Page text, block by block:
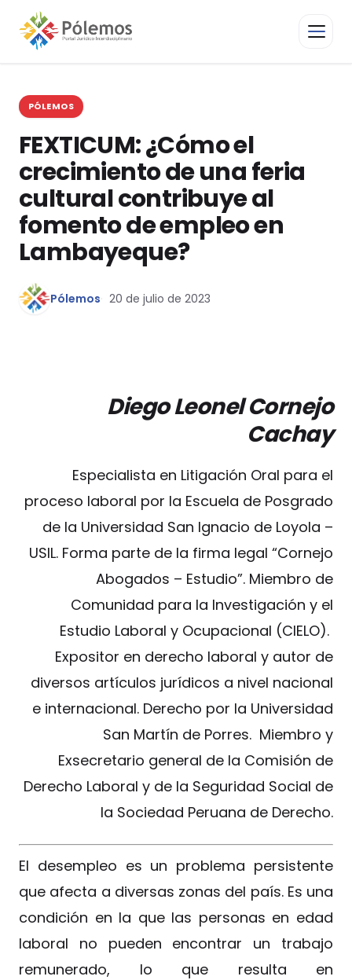
PÓLEMOS
FEXTICUM: ¿Cómo el
crecimiento de una feria
cultural contribuye al
fomento de empleo en
Lambayeque?
Pólemos 20 de julio de 2023
Diego Leonel Cornejo
Cachay
Especialista en Litigación Oral para el
proceso laboral por la Escuela de Posgrado
de la Universidad San Ignacio de Loyola –
USIL. Forma parte de la firma legal “Cornejo
Abogados – Estudio”. Miembro de
Comunidad para la Investigación y el
Estudio Laboral y Ocupacional (CIELO).
Expositor en derecho laboral y autor de
diversos artículos jurídicos a nivel nacional
e internacional. Derecho por la Universidad
San Martín de Porres. Miembro y
Exsecretario general de la Comisión de
Derecho Laboral y de la Seguridad Social de
la Sociedad Peruana de Derecho.
El desempleo es un problema persistente
que afecta a diversas zonas del país. Es una
condición en la que las personas en edad
laboral no pueden encontrar un trabajo
remunerado, lo que resulta en